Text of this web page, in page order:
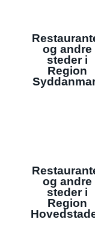
og andre
steder i
Region
og andre
steder i
Region